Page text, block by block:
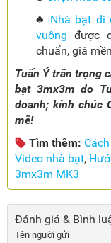
♣ Nhà bạt di
vuông được
chuẩn, giá
Tuấn Ý trân trọng
bạt 3mx3m do
doanh; kính chúc
mẽ!
Tìm thêm:
Video nhà bạt,
3mx3m MK3
Đánh giá & Bình
Tên người gửi